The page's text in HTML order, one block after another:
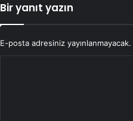
Bir yanıt yazın
E-posta adresiniz yayınlanmayacak.